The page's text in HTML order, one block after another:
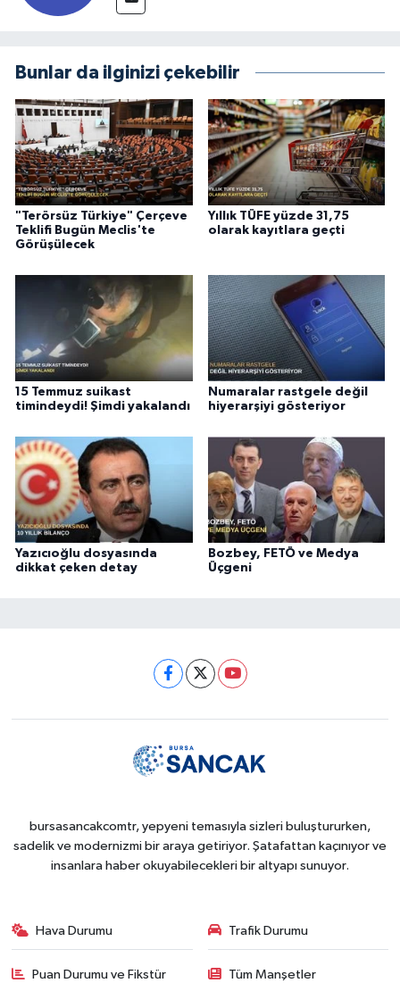
Bunlar da ilginizi çekebilir
"Terörsüz Türkiye" Çerçeve
Teklifi Bugün Meclis'te
Görüşülecek
Yıllık TÜFE yüzde 31,75
olarak kayıtlara geçti
15 Temmuz suikast
timindeydi! Şimdi yakalandı
Numaralar rastgele değil
hiyerarşiyi gösteriyor
Yazıcıoğlu dosyasında
dikkat çeken detay
Bozbey, FETÖ ve Medya
Üçgeni
bursasancakcomtr, yepyeni temasıyla sizleri buluştururken,
sadelik ve modernizmi bir araya getiriyor. Şatafattan kaçınıyor ve
insanlara haber okuyabilecekleri bir altyapı sunuyor.
Hava Durumu Trafik Durumu
Puan Durumu ve Fikstür Tüm Manşetler